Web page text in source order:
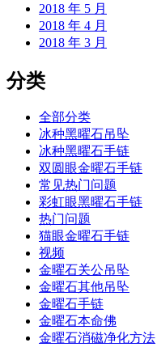
2018 年 5 月
2018 年 4 月
2018 年 3 月
分类
全部分类
冰种黑曜石吊坠
冰种黑曜石手链
双圆眼金曜石手链
常见热门问题
彩虹眼黑曜石手链
热门问题
猫眼金曜石手链
视频
金曜石关公吊坠
金曜石其他吊坠
金曜石手链
金曜石本命佛
金曜石消磁净化方法